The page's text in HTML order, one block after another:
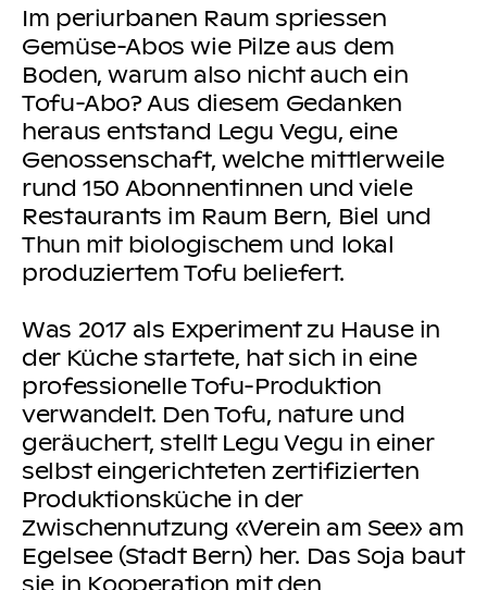
Im periurbanen Raum spriessen
Gemüse-Abos wie Pilze aus dem
Boden, warum also nicht auch ein
Tofu-Abo? Aus diesem Gedanken
heraus entstand Legu Vegu, eine
Genossenschaft, welche mittlerweile
rund 150 Abonnentinnen und viele
Restaurants im Raum Bern, Biel und
Thun mit biologischem und lokal
produziertem Tofu beliefert.
Was 2017 als Experiment zu Hause in
der Küche startete, hat sich in eine
professionelle Tofu-Produktion
verwandelt. Den Tofu, nature und
geräuchert, stellt Legu Vegu in einer
selbst eingerichteten zertifizierten
Produktionsküche in der
Zwischennutzung «Verein am See» am
Egelsee (Stadt Bern) her. Das Soja baut
sie in Kooperation mit den